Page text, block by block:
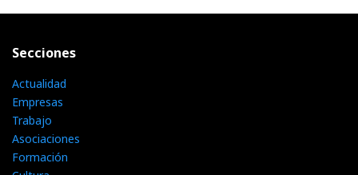
Secciones
Actualidad
Empresas
Trabajo
Asociaciones
Formación